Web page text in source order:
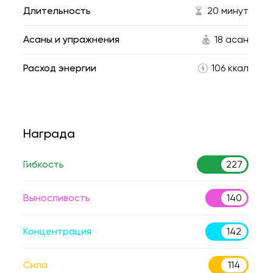
Длительность 20 минут
Асаны и упражнения 18 асан
Расход энергии 106 ккал
Награда
Гибкость 227
Выносливость 140
Концентрация 142
Сила 114